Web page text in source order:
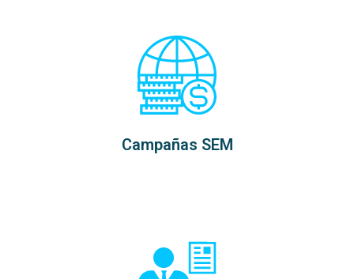
Campañas SEM